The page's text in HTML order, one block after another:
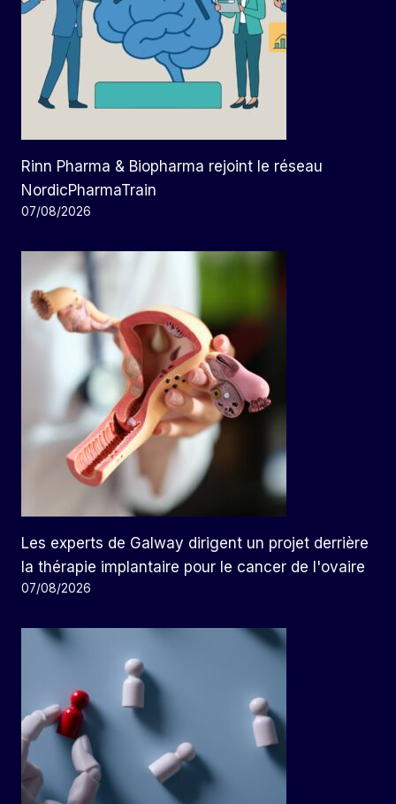
Rinn Pharma & Biopharma rejoint le réseau
NordicPharmaTrain
07/08/2026
Les experts de Galway dirigent un projet derrière
la thérapie implantaire pour le cancer de l'ovaire
07/08/2026